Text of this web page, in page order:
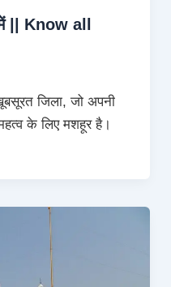
|| Know all
जिला, जो अपनी
के लिए मशहूर है।